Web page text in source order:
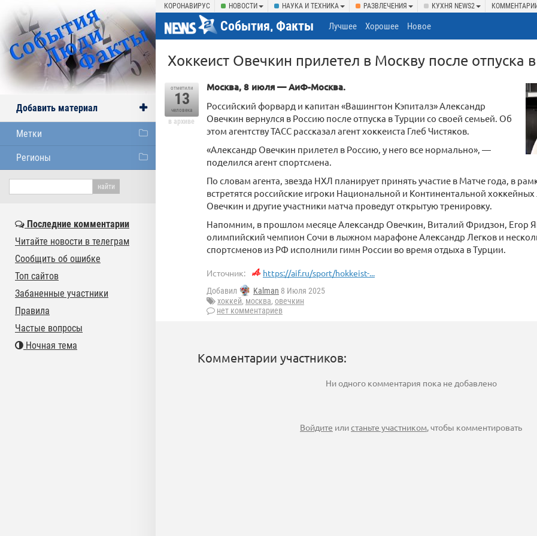
КОРОНАВИРУС НОВОСТИ НАУКА И ТЕХНИКА РАЗВЛЕЧЕНИЯ КУХНЯ NEWS2
События, Факты Лучшее Хорошее Новое
Хоккеист Овечкин прилетел в Москву после отпуска
отметили
13
человека
в архиве
Москва, 8 июля — АиФ-Москва.
Российский форвард и капитан «Вашингтон Кэпиталз» Александр
Овечкин вернулся в Россию после отпуска в Турции со своей семьей. Об
этом агентству ТАСС рассказал агент хоккеиста Глеб Чистяков.
«Александр Овечкин прилетел в Россию, у него все нормально», —
поделился агент спортсмена.
По словам агента, звезда НХЛ планирует принять участие в Матче года, в
встретятся российские игроки Национальной и Континентальной хоккейных
Овечкин и другие участники матча проведут открытую тренировку.
Напомним, в прошлом месяце Александр Овечкин, Виталий Фридзон, Егор
олимпийский чемпион Сочи в лыжном марафоне Александр Легков и
спортсменов из РФ исполнили гимн России во время отдыха в Турции.
Источник: https://aif.ru/sport/hokkeist-...
Добавил Kalman 8 Июля 2025
хоккей, москва, овечкин
нет комментариев
Комментарии участников:
Ни одного комментария пока не добавлено
Войдите илистаньте участником, чтобы комментировать
Добавить материал
Метки
Регионы
Последние комментарии
Читайте новости в телеграм
Сообщить об ошибке
Топ сайтов
Забаненные участники
Правила
Частые вопросы
Ночная тема